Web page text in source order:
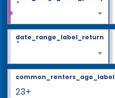
*
date_range_label_return
*
23+
common_renters_age_label